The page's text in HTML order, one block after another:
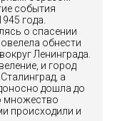
события
года.
о спасении
обнести
Ленинграда.
и город
а
дошла до
множество
происходили и